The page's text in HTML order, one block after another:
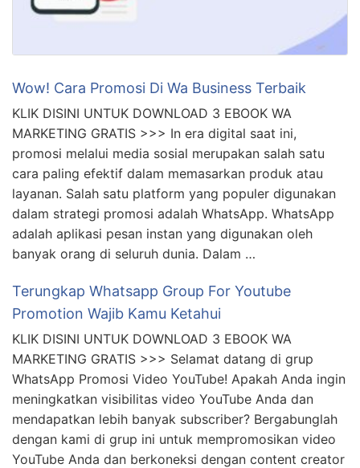
Wow! Cara Promosi Di Wa Business Terbaik
KLIK DISINI UNTUK DOWNLOAD 3 EBOOK WA
MARKETING GRATIS >>> In era digital saat ini,
promosi melalui media sosial merupakan salah satu
cara paling efektif dalam memasarkan produk atau
layanan. Salah satu platform yang populer digunakan
dalam strategi promosi adalah WhatsApp. WhatsApp
adalah aplikasi pesan instan yang digunakan oleh
banyak orang di seluruh dunia. Dalam …
Terungkap Whatsapp Group For Youtube
Promotion Wajib Kamu Ketahui
KLIK DISINI UNTUK DOWNLOAD 3 EBOOK WA
MARKETING GRATIS >>> Selamat datang di grup
WhatsApp Promosi Video YouTube! Apakah Anda ingin
meningkatkan visibilitas video YouTube Anda dan
mendapatkan lebih banyak subscriber? Bergabunglah
dengan kami di grup ini untuk mempromosikan video
YouTube Anda dan berkoneksi dengan content creator